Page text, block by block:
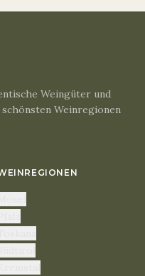
Weingüter und
Weinregionen